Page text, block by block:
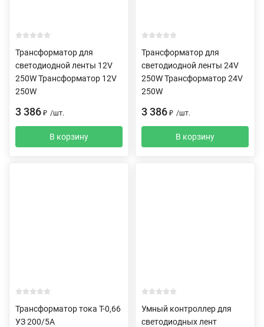
Трансформатор для
светодиодной ленты 12V
250W Трансформатор 12V
250W
3 386 ₽ /шт.
В корзину
Трансформатор для
светодиодной ленты 24V
250W Трансформатор 24V
250W
3 386 ₽ /шт.
В корзину
Трансформатор тока Т-0,66
УЗ 200/5А
Умный контроллер для
светодиодных лент